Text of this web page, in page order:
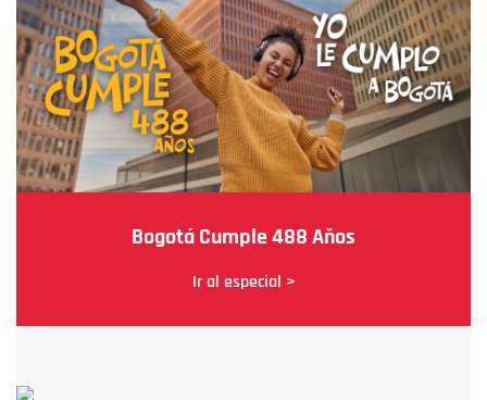
Bogotá Cumple 488 Años
Ir al especial >